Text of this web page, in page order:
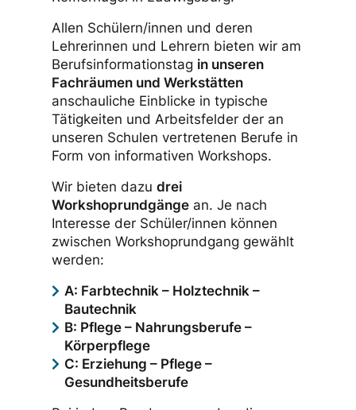
Allen Schülern/innen und deren
Lehrerinnen und Lehrern bieten wir am
Berufsinformationstag in unseren
Fachräumen und Werkstätten
anschauliche Einblicke in typische
Tätigkeiten und Arbeitsfelder der an
unseren Schulen vertretenen Berufe in
Form von informativen Workshops.
Wir bieten dazu drei
Workshoprundgänge an. Je nach
Interesse der Schüler/innen können
zwischen Workshoprundgang gewählt
werden:
A: Farbtechnik – Holztechnik –
Bautechnik
B: Pflege – Nahrungsberufe –
Körperpflege
C: Erziehung – Pflege –
Gesundheitsberufe